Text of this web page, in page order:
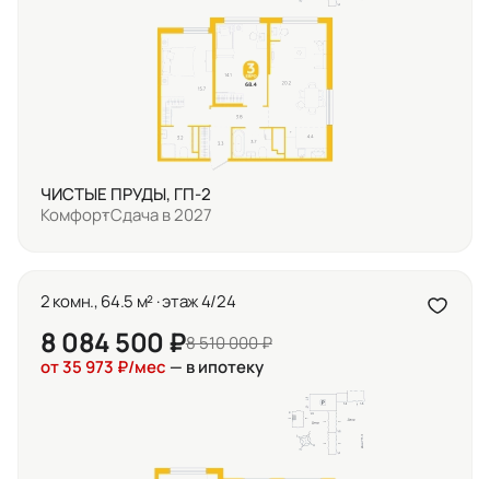
ЧИСТЫЕ ПРУДЫ, ГП-2
КомфортСдача в 2027
2 комн., 64.5 м² · этаж 4/24
8 084 500 ₽8 510 000 ₽
от 35 973 ₽/мес — в ипотеку